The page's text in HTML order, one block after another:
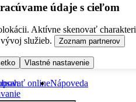
údaje s cieľom
Aktívne skenovať
služieb.
Zoznam partnerov
Vlastné nastavenie
onlineNápoveda